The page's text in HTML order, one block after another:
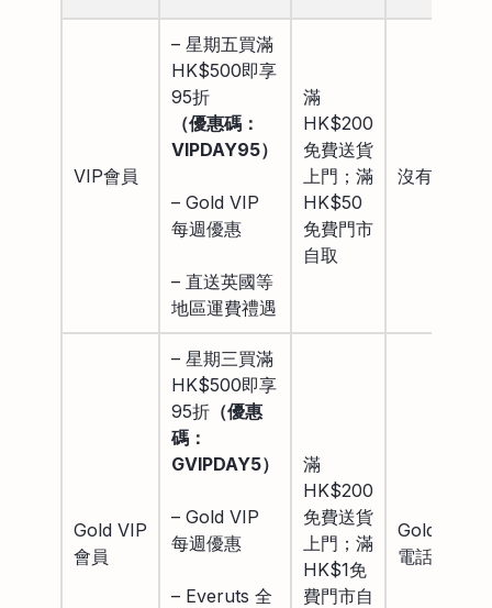
VIP會員
– 星期五買滿
HK$500即享
95折
（優惠碼：
VIPDAY95）
– Gold VIP
每週優惠
– 直送英國等
地區運費禮遇
滿
HK$200
免費送貨
上門；滿
HK$50
免費門市
自取
沒有
Gold VIP
會員
– 星期三買滿
HK$500即享
95折 （優惠
碼：
GVIPDAY5）
– Gold VIP
每週優惠
– Everuts 全
滿
HK$200
免費送貨
上門；滿
HK$1免
費門市自
Gold VIP
電話專線